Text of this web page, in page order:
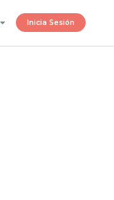
Inicia Sesión